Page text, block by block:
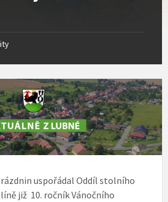
uspořádal Oddíl stolního
již 10. ročník Vánočního